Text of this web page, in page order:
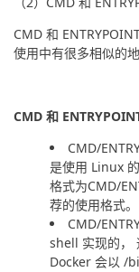
CMD 和
使用中有很多相似的地
CMD 和
CMD/
是使用 Linux
格式为CMD/
荐的使用格式。
CMD/
shell 实现的，
Docker 会以 /